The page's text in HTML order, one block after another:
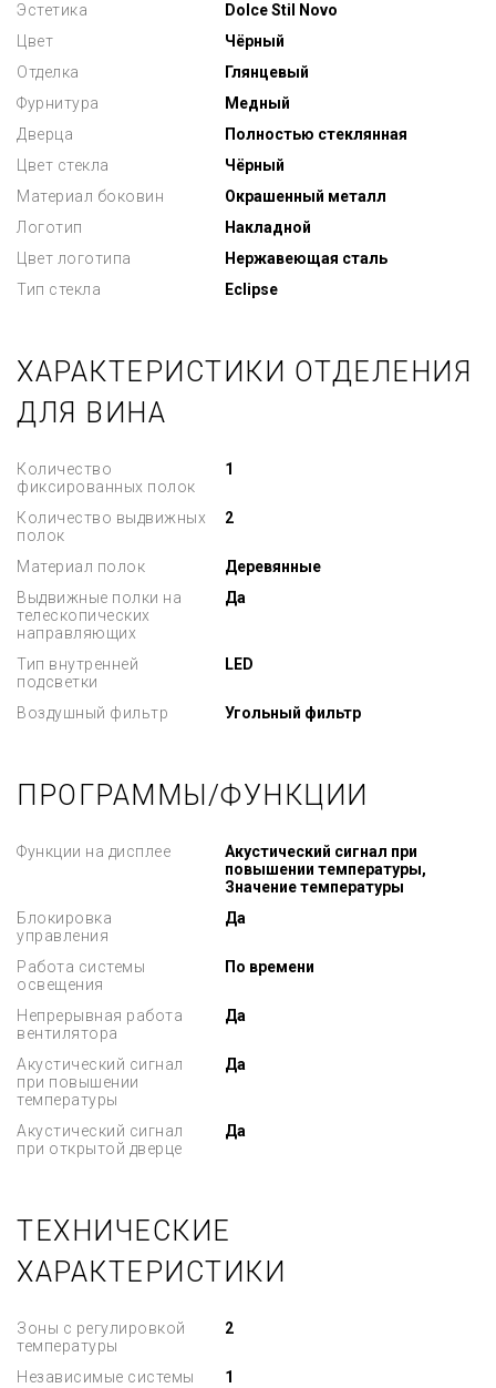
Эстетика
Dolce Stil Novo
Цвет
Чёрный
Отделка
Глянцевый
Фурнитура
Медный
Дверца
Полностью стеклянная
Цвет стекла
Чёрный
Материал боковин
Окрашенный металл
Логотип
Накладной
Цвет логотипа
Нержавеющая сталь
Тип стекла
Eclipse
ХАРАКТЕРИСТИКИ ОТДЕЛЕНИЯ
ДЛЯ ВИНА
Количество
фиксированных полок
1
Количество выдвижных
полок
2
Материал полок
Деревянные
Выдвижные полки на
телескопических
направляющих
Да
Тип внутренней
подсветки
LED
Воздушный фильтр Угольный фильтр
ПРОГРАММЫ/ФУНКЦИИ
Функции на дисплее
Акустический сигнал при
повышении температуры,
Значение температуры
Блокировка
управления
Да
Работа системы
освещения
По времени
Непрерывная работа
вентилятора
Да
Акустический сигнал
при повышении
температуры
Да
Акустический сигнал
при открытой дверце
Да
ТЕХНИЧЕСКИЕ
ХАРАКТЕРИСТИКИ
Зоны с регулировкой
температуры
2
Независимые системы
1